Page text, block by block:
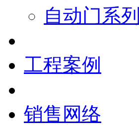
自动门系列
工程案例
销售网络